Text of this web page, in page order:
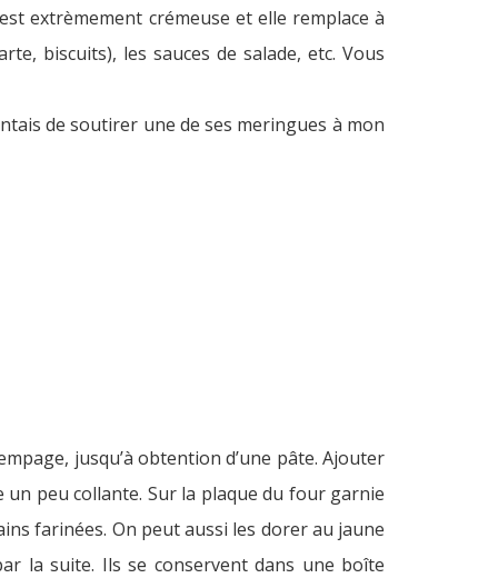
extrèmement crémeuse et elle remplace à
biscuits), les sauces de salade, etc. Vous
de soutirer une de ses meringues à mon
jusqu’à obtention d’une pâte. Ajouter
un peu collante. Sur la plaque du four garnie
farinées. On peut aussi les dorer au jaune
la suite. Ils se conservent dans une boîte